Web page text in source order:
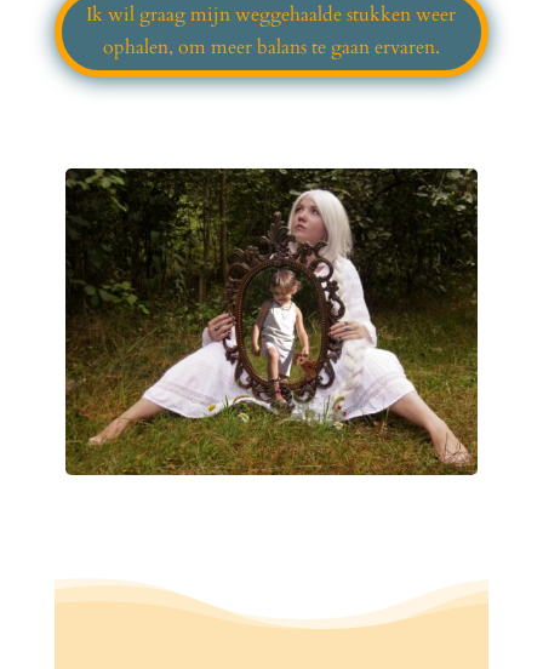
Ik wil graag mijn weggehaalde stukken weer
ophalen, om meer balans te gaan ervaren.